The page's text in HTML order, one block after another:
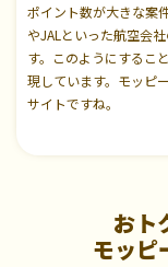
ポイント数が大きな案
やJALといった航空会
す。このようにするこ
現しています。モッピ
サイトですね。
おト
モッピ